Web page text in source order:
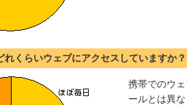
くらいウェブにアクセスしていますか？
携帯でのウ
ールとは異